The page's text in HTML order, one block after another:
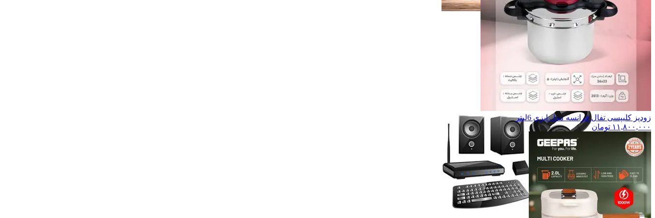
ابزارالات ابزارالات
انواع اسپیکر انواع اسپیکر
اسپیکر چمدانی
رادیو
دوربین دوربین
همه دسته بندی های کالای دیجیتال
زودپز کلیپسی تفال فرانسه مدل ایزی 6لیتر
۱۱,۸۰۰,۰۰۰ تومان